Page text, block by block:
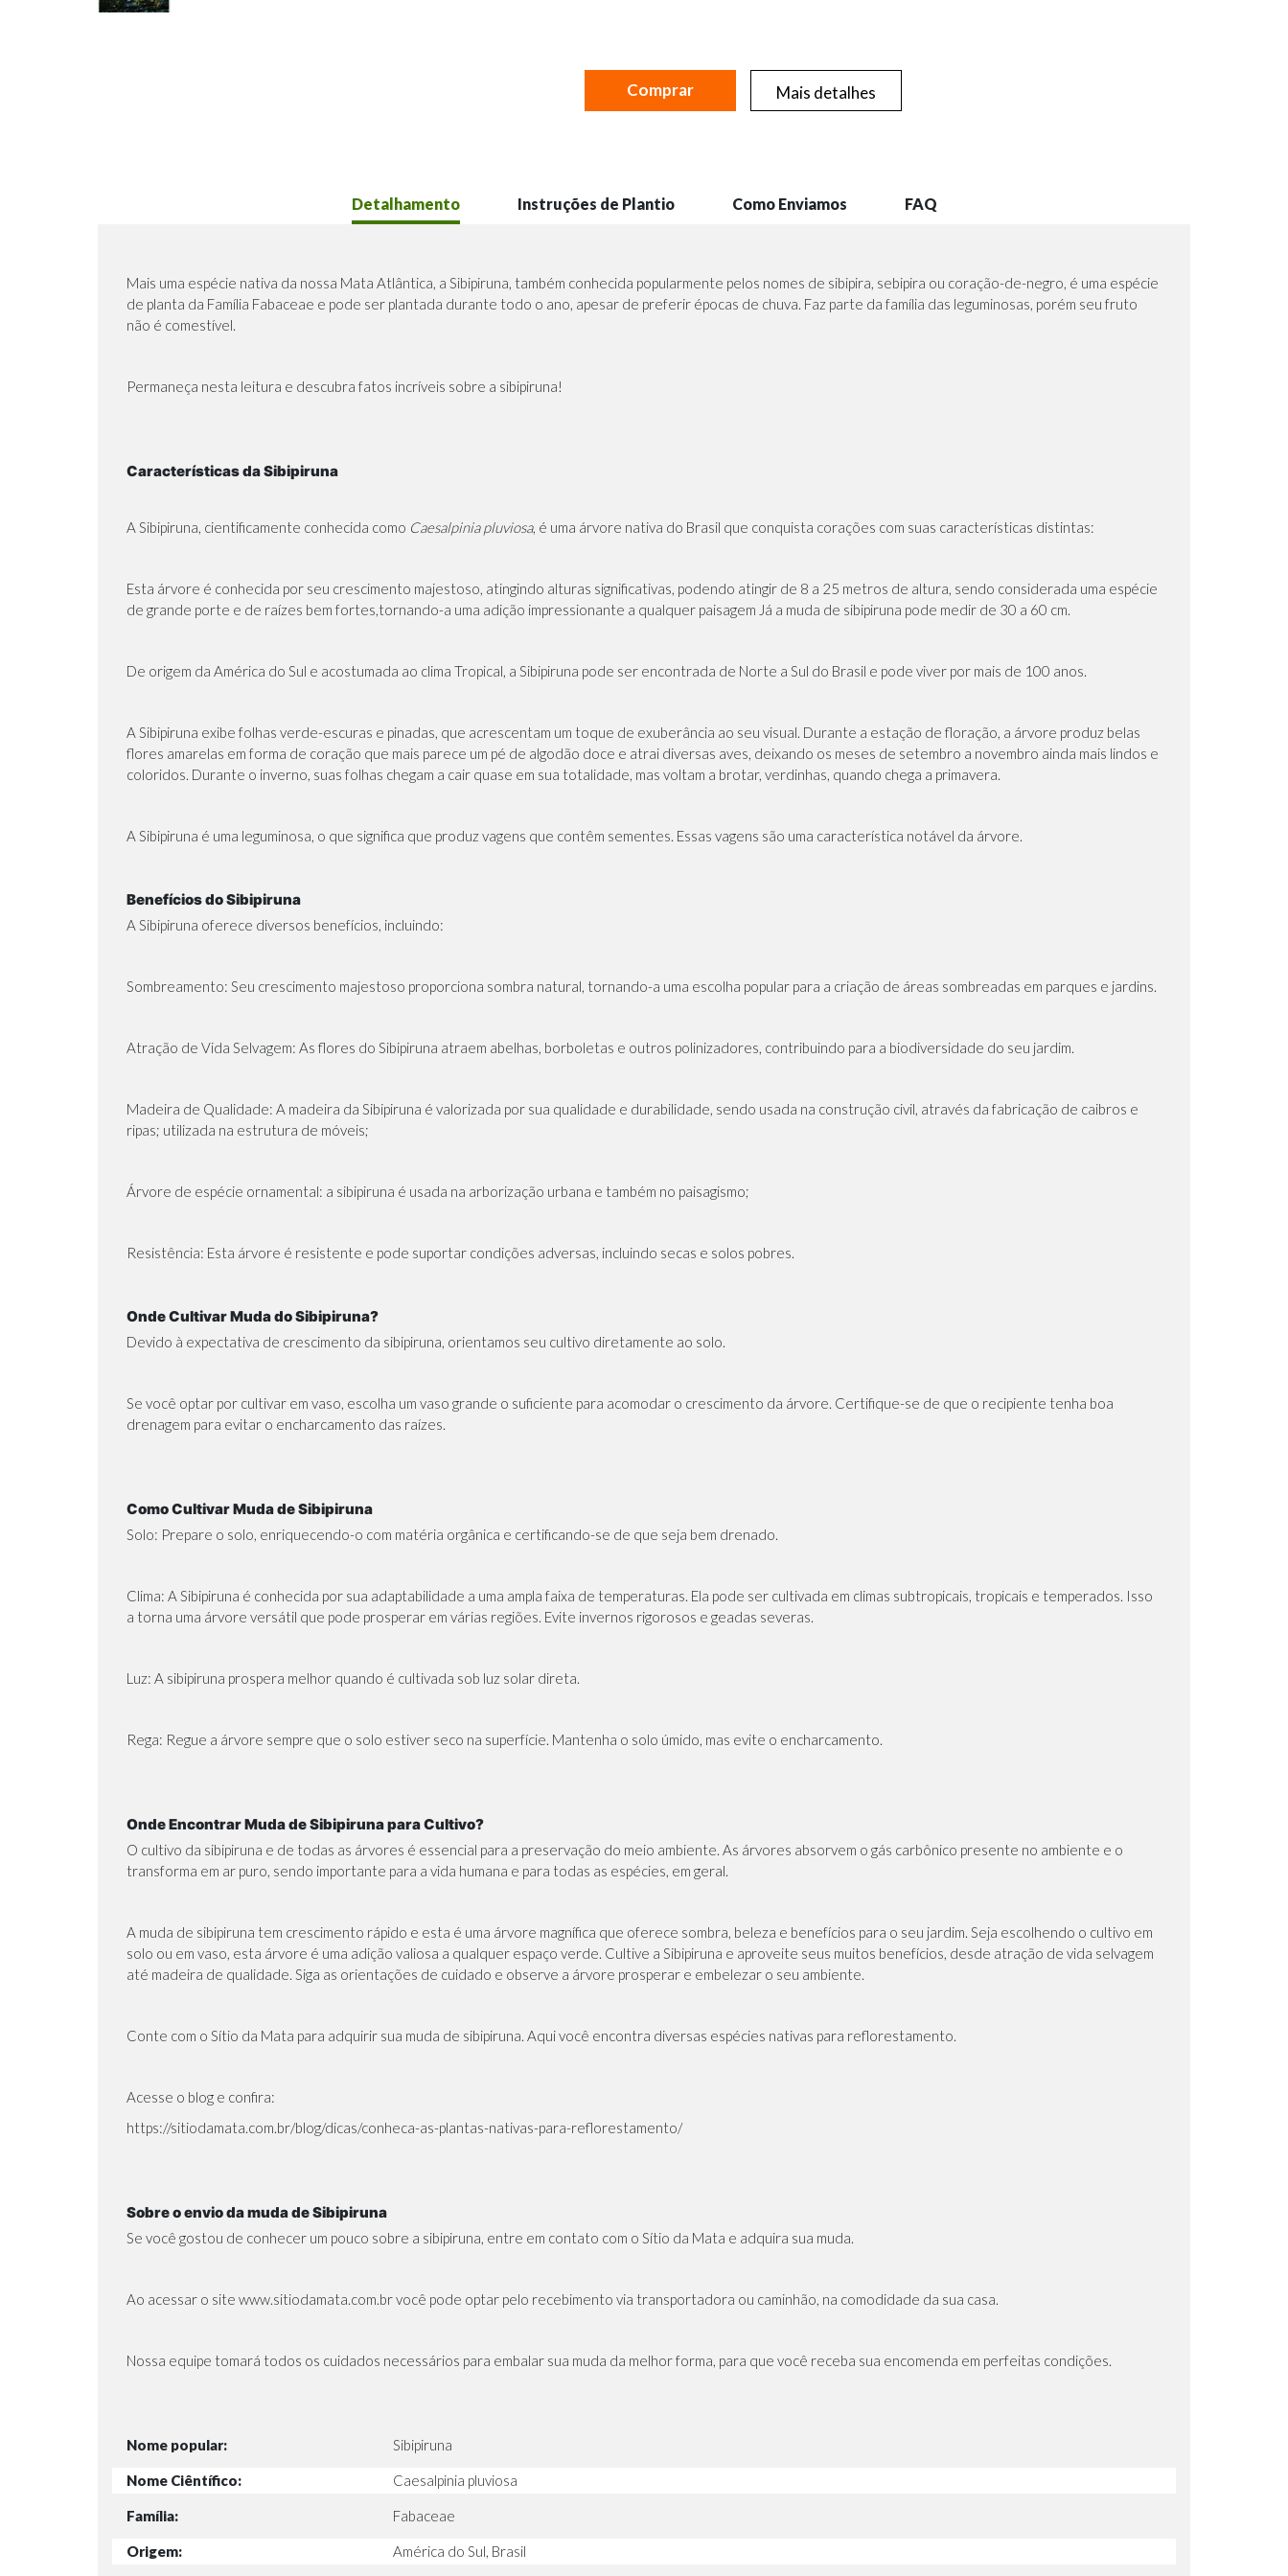
Comprar Mais detalhes
Detalhamento
Mais uma espécie nativa da nossa Mata Atlântica, a Sibipiruna, também conhecida popularmente pelos nomes de sibipira, sebipira ou coração-de-negro, é uma espécie
de planta da Família Fabaceae e pode ser plantada durante todo o ano, apesar de preferir épocas de chuva. Faz parte da família das leguminosas, porém seu fruto
não é comestível.
Permaneça nesta leitura e descubra fatos incríveis sobre a sibipiruna!
Características da Sibipiruna
A Sibipiruna, cientificamente conhecida como Caesalpinia pluviosa, é uma árvore nativa do Brasil que conquista corações com suas características distintas:
Esta árvore é conhecida por seu crescimento majestoso, atingindo alturas significativas, podendo atingir de 8 a 25 metros de altura, sendo considerada uma espécie
de grande porte e de raízes bem fortes,tornando-a uma adição impressionante a qualquer paisagem Já a muda de sibipiruna pode medir de 30 a 60 cm.
De origem da América do Sul e acostumada ao clima Tropical, a Sibipiruna pode ser encontrada de Norte a Sul do Brasil e pode viver por mais de 100 anos.
A Sibipiruna exibe folhas verde-escuras e pinadas, que acrescentam um toque de exuberância ao seu visual. Durante a estação de floração, a árvore produz belas
flores amarelas em forma de coração que mais parece um pé de algodão doce e atrai diversas aves, deixando os meses de setembro a novembro ainda mais lindos e
coloridos. Durante o inverno, suas folhas chegam a cair quase em sua totalidade, mas voltam a brotar, verdinhas, quando chega a primavera.
A Sibipiruna é uma leguminosa, o que significa que produz vagens que contêm sementes. Essas vagens são uma característica notável da árvore.
Benefícios do Sibipiruna
A Sibipiruna oferece diversos benefícios, incluindo:
Sombreamento: Seu crescimento majestoso proporciona sombra natural, tornando-a uma escolha popular para a criação de áreas sombreadas em parques e jardins.
Atração de Vida Selvagem: As flores do Sibipiruna atraem abelhas, borboletas e outros polinizadores, contribuindo para a biodiversidade do seu jardim.
Madeira de Qualidade: A madeira da Sibipiruna é valorizada por sua qualidade e durabilidade, sendo usada na construção civil, através da fabricação de caibros e
ripas; utilizada na estrutura de móveis;
Árvore de espécie ornamental: a sibipiruna é usada na arborização urbana e também no paisagismo;
Resistência: Esta árvore é resistente e pode suportar condições adversas, incluindo secas e solos pobres.
Onde Cultivar Muda do Sibipiruna?
Devido à expectativa de crescimento da sibipiruna, orientamos seu cultivo diretamente ao solo.
Se você optar por cultivar em vaso, escolha um vaso grande o suficiente para acomodar o crescimento da árvore. Certifique-se de que o recipiente tenha boa
drenagem para evitar o encharcamento das raízes.
Como Cultivar Muda de Sibipiruna
Solo: Prepare o solo, enriquecendo-o com matéria orgânica e certificando-se de que seja bem drenado.
Clima: A Sibipiruna é conhecida por sua adaptabilidade a uma ampla faixa de temperaturas. Ela pode ser cultivada em climas subtropicais, tropicais e temperados. Isso
a torna uma árvore versátil que pode prosperar em várias regiões. Evite invernos rigorosos e geadas severas.
Luz: A sibipiruna prospera melhor quando é cultivada sob luz solar direta.
Rega: Regue a árvore sempre que o solo estiver seco na superfície. Mantenha o solo úmido, mas evite o encharcamento.
Onde Encontrar Muda de Sibipiruna para Cultivo?
O cultivo da sibipiruna e de todas as árvores é essencial para a preservação do meio ambiente. As árvores absorvem o gás carbônico presente no ambiente e o
transforma em ar puro, sendo importante para a vida humana e para todas as espécies, em geral.
A muda de sibipiruna tem crescimento rápido e esta é uma árvore magnífica que oferece sombra, beleza e benefícios para o seu jardim. Seja escolhendo o cultivo em
solo ou em vaso, esta árvore é uma adição valiosa a qualquer espaço verde. Cultive a Sibipiruna e aproveite seus muitos benefícios, desde atração de vida selvagem
até madeira de qualidade. Siga as orientações de cuidado e observe a árvore prosperar e embelezar o seu ambiente.
Conte com o Sítio da Mata para adquirir sua muda de sibipiruna. Aqui você encontra diversas espécies nativas para reflorestamento.
Acesse o blog e confira:
https://sitiodamata.com.br/blog/dicas/conheca-as-plantas-nativas-para-reflorestamento/
Sobre o envio da muda de Sibipiruna
Se você gostou de conhecer um pouco sobre a sibipiruna, entre em contato com o Sítio da Mata e adquira sua muda.
Ao acessar o site www.sitiodamata.com.brvocê pode optar pelo recebimento via transportadora ou caminhão, na comodidade da sua casa.
Nossa equipe tomará todos os cuidados necessários para embalar sua muda da melhor forma, para que você receba sua encomenda em perfeitas condições.
Nome popular: Sibipiruna
Nome Ciêntífico: Caesalpinia pluviosa
Família: Fabaceae
Origem: América do Sul, Brasil
Instruções de Plantio Como Enviamos FAQ